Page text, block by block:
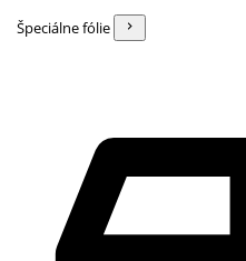
Špeciálne fólie